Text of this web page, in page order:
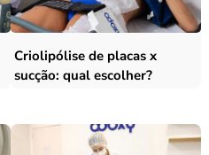
Criolipólise de placas x
sucção: qual escolher?